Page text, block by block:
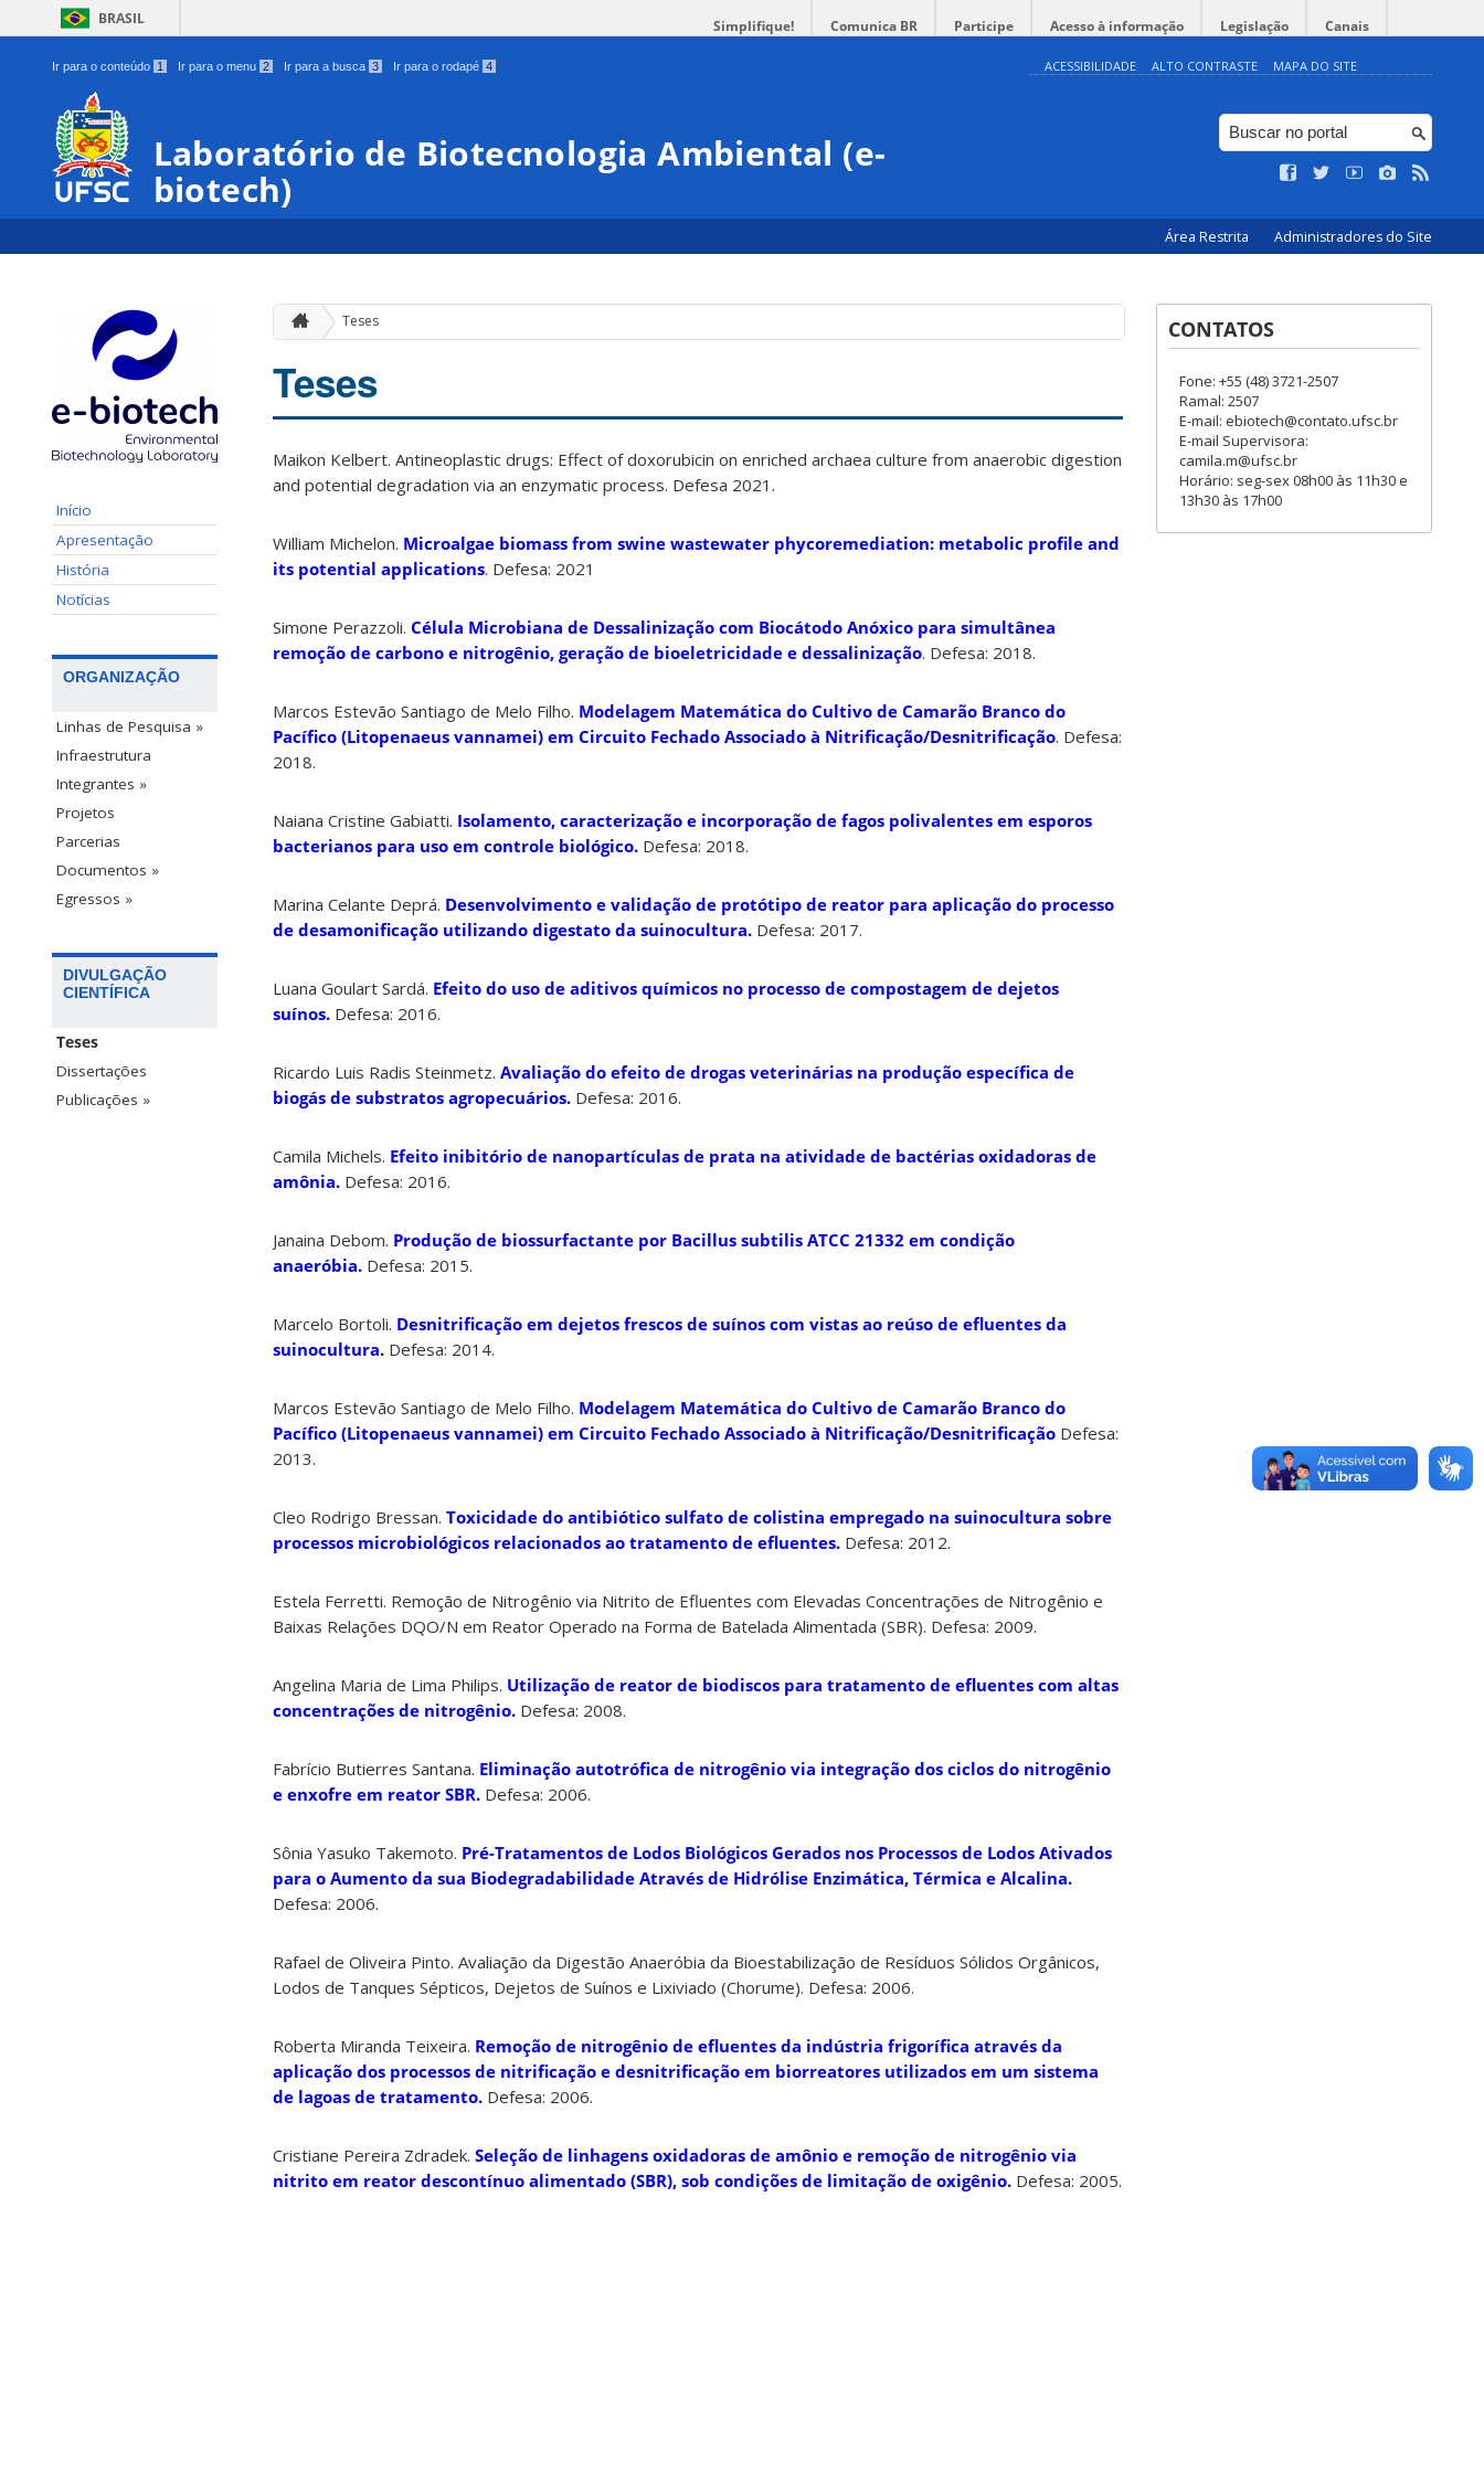
BRASIL Simplifique! Comunica BR Participe Acesso à informação Legislação Canais
Ir para o conteúdo 1 Ir para o menu 2 Ir para a busca 3 Ir para o rodapé 4 ACESSIBILIDADE ALTO CONTRASTE MAPA DO SITE
Laboratório de Biotecnologia Ambiental (e-
biotech)
Área Restrita Administradores do Site
Início
Apresentação
História
Notícias
ORGANIZAÇÃO
Linhas de Pesquisa »
Infraestrutura
Integrantes »
Projetos
Parcerias
Documentos »
Egressos »
DIVULGAÇÃO
CIENTÍFICA
Teses
Dissertações
Publicações »
Teses
Teses
Maikon Kelbert. Antineoplastic drugs: Effect of doxorubicin on enriched archaea culture from anaerobic digestion
and potential degradation via an enzymatic process. Defesa 2021.
William Michelon. Microalgae biomass from swine wastewater phycoremediation: metabolic profile and
its potential applications. Defesa: 2021
Simone Perazzoli. Célula Microbiana de Dessalinização com Biocátodo Anóxico para simultânea
remoção de carbono e nitrogênio, geração de bioeletricidade e dessalinização. Defesa: 2018.
Marcos Estevão Santiago de Melo Filho. Modelagem Matemática do Cultivo de Camarão Branco do
Pacífico (Litopenaeus vannamei) em Circuito Fechado Associado à Nitrificação/Desnitrificação. Defesa:
2018.
Naiana Cristine Gabiatti. Isolamento, caracterização e incorporação de fagos polivalentes em esporos
bacterianos para uso em controle biológico. Defesa: 2018.
Marina Celante Deprá. Desenvolvimento e validação de protótipo de reator para aplicação do processo
de desamonificação utilizando digestato da suinocultura. Defesa: 2017.
Luana Goulart Sardá. Efeito do uso de aditivos químicos no processo de compostagem de dejetos
suínos. Defesa: 2016.
Ricardo Luis Radis Steinmetz. Avaliação do efeito de drogas veterinárias na produção específica de
biogás de substratos agropecuários. Defesa: 2016.
Camila Michels. Efeito inibitório de nanopartículas de prata na atividade de bactérias oxidadoras de
amônia. Defesa: 2016.
Janaina Debom. Produção de biossurfactante por Bacillus subtilis ATCC 21332 em condição
anaeróbia. Defesa: 2015.
Marcelo Bortoli. Desnitrificação em dejetos frescos de suínos com vistas ao reúso de efluentes da
suinocultura. Defesa: 2014.
Marcos Estevão Santiago de Melo Filho. Modelagem Matemática do Cultivo de Camarão Branco do
Pacífico (Litopenaeus vannamei) em Circuito Fechado Associado à Nitrificação/Desnitrificação Defesa:
2013.
Cleo Rodrigo Bressan. Toxicidade do antibiótico sulfato de colistina empregado na suinocultura sobre
processos microbiológicos relacionados ao tratamento de efluentes. Defesa: 2012.
Estela Ferretti. Remoção de Nitrogênio via Nitrito de Efluentes com Elevadas Concentrações de Nitrogênio e
Baixas Relações DQO/N em Reator Operado na Forma de Batelada Alimentada (SBR). Defesa: 2009.
Angelina Maria de Lima Philips. Utilização de reator de biodiscos para tratamento de efluentes com altas
concentrações de nitrogênio. Defesa: 2008.
Fabrício Butierres Santana. Eliminação autotrófica de nitrogênio via integração dos ciclos do nitrogênio
e enxofre em reator SBR. Defesa: 2006.
Sônia Yasuko Takemoto. Pré-Tratamentos de Lodos Biológicos Gerados nos Processos de Lodos Ativados
para o Aumento da sua Biodegradabilidade Através de Hidrólise Enzimática, Térmica e Alcalina.
Defesa: 2006.
Rafael de Oliveira Pinto. Avaliação da Digestão Anaeróbia da Bioestabilização de Resíduos Sólidos Orgânicos,
Lodos de Tanques Sépticos, Dejetos de Suínos e Lixiviado (Chorume). Defesa: 2006.
Roberta Miranda Teixeira. Remoção de nitrogênio de efluentes da indústria frigorífica através da
aplicação dos processos de nitrificação e desnitrificação em biorreatores utilizados em um sistema
de lagoas de tratamento. Defesa: 2006.
Cristiane Pereira Zdradek. Seleção de linhagens oxidadoras de amônio e remoção de nitrogênio via
nitrito em reator descontínuo alimentado (SBR), sob condições de limitação de oxigênio. Defesa: 2005.
CONTATOS
Fone: +55 (48) 3721-2507
Ramal: 2507
E-mail: ebiotech@contato.ufsc.br
E-mail Supervisora:
camila.m@ufsc.br
Horário: seg-sex 08h00 às 11h30 e
13h30 às 17h00